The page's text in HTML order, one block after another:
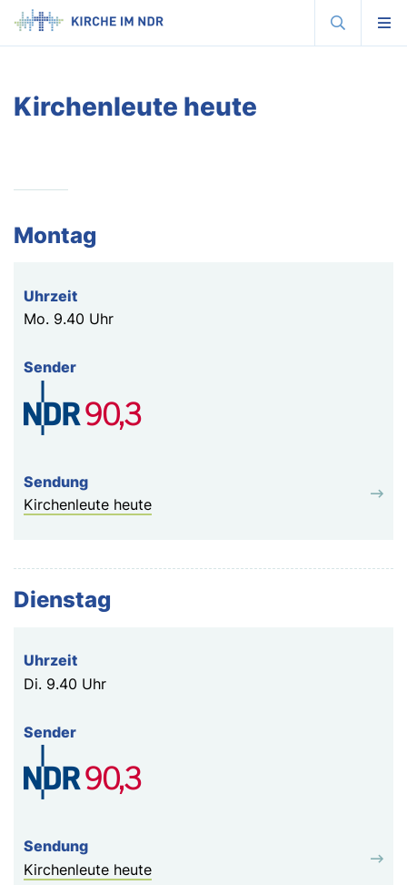
NDR
inspiriert,
bewegt.
Kirchenleute heute
Montag
Mo. 9.40 Uhr
Kirchenleute heute
Dienstag
Di. 9.40 Uhr
Kirchenleute heute